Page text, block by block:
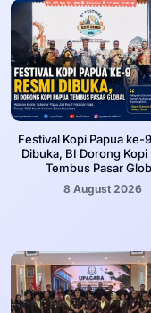
Festival Kopi Papua ke-
Dibuka, BI Dorong Kopi
Tembus Pasar
8 August 2026